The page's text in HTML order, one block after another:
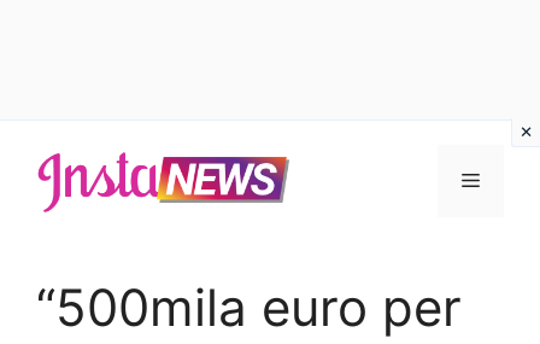
contenuto
Menu
“500mila euro per